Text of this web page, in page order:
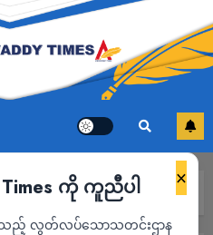
×
Times ကို ကူညီပါ
ည့် လွတ်လပ်သောသတင်းဌာန